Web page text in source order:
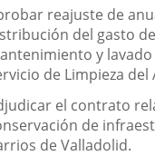
reajuste de
del gasto
y
de Limpieza
el contrato
de
de Valladolid.